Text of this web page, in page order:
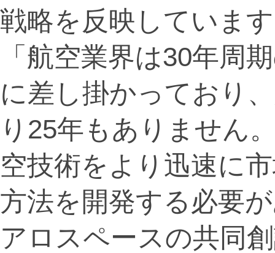
戦略を反映していま
「航空業界は30年周
に差し掛かっており
り25年もありません
空技術をより迅速に
方法を開発する必要
アロスペースの共同